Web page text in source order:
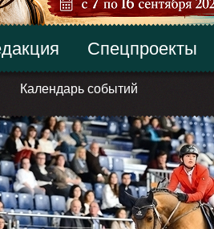
Календарь событий
Спецпроекты